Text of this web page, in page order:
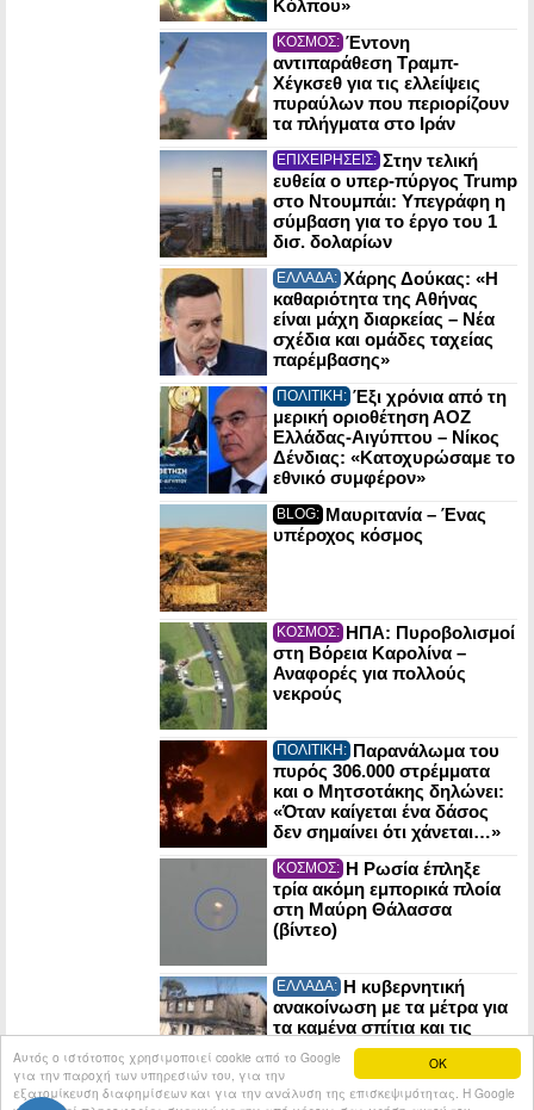
OK
Αυτός ο ιστότοπος χρησιμοποιεί cookie από το Google
για την παροχή των υπηρεσιών του, για την
εξατομίκευση διαφημίσεων και για την ανάλυση της επισκεψιμότητας. Η Google
Κόλπου»
ΚΟΣΜΟΣ: Έντονη
αντιπαράθεση Τραμπ-
Χέγκσεθ για τις ελλείψεις
πυραύλων που περιορίζουν
τα πλήγματα στο Ιράν
ΕΠΙΧΕΙΡΗΣΕΙΣ: Στην τελική
ευθεία ο υπερ-πύργος Trump
στο Ντουμπάι: Υπεγράφη η
σύμβαση για το έργο του 1
δισ. δολαρίων
ΕΛΛΑΔΑ: Χάρης Δούκας: «Η
καθαριότητα της Αθήνας
είναι μάχη διαρκείας – Νέα
σχέδια και ομάδες ταχείας
παρέμβασης»
ΠΟΛΙΤΙΚΗ: Έξι χρόνια από τη
μερική οριοθέτηση ΑΟΖ
Ελλάδας-Αιγύπτου – Νίκος
Δένδιας: «Κατοχυρώσαμε το
εθνικό συμφέρον»
BLOG: Μαυριτανία – Ένας
υπέροχος κόσμος
ΚΟΣΜΟΣ: ΗΠΑ: Πυροβολισμοί
στη Βόρεια Καρολίνα –
Αναφορές για πολλούς
νεκρούς
ΠΟΛΙΤΙΚΗ: Παρανάλωμα του
πυρός 306.000 στρέμματα
και ο Μητσοτάκης δηλώνει:
«Όταν καίγεται ένα δάσος
δεν σημαίνει ότι χάνεται…»
ΚΟΣΜΟΣ: Η Ρωσία έπληξε
τρία ακόμη εμπορικά πλοία
στη Μαύρη Θάλασσα
(βίντεο)
ΕΛΛΑΔΑ: Η κυβερνητική
ανακοίνωση με τα μέτρα για
τα καμένα σπίτια και τις
επιχειρήσεις σε Αττική και
Βοιωτία